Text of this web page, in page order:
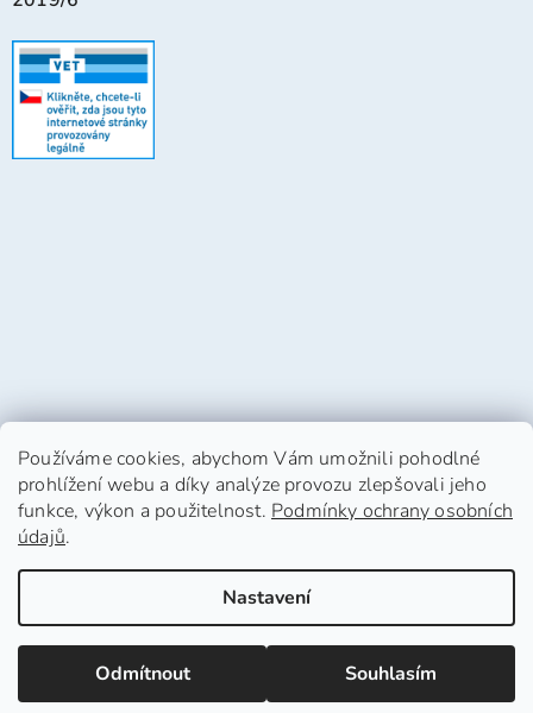
Používáme cookies, abychom Vám umožnili pohodlné
prohlížení webu a díky analýze provozu zlepšovali jeho
funkce, výkon a použitelnost. Podmínky ochrany osobních
údajů.
Nastavení
Odmítnout Souhlasím
Vytvořil Shoptet
Copyright 2026
. Všechna práva
Upravit nastavení cookies